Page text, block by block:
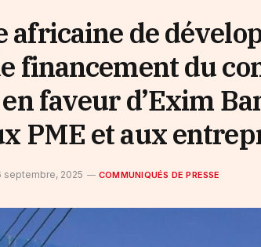
africaine de
financement du
faveur d’Exim
PME et aux
septembre, 2025 COMMUNIQUÉS DE PRESSE